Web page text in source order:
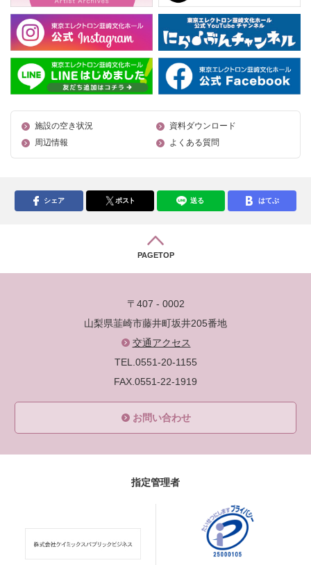
施設の空き状況
資料ダウンロード
周辺情報
よくある質問
シェア ポスト 送る はてぶ
PAGETOP
〒407 - 0002
山梨県韮崎市藤井町坂井205番地
交通アクセス
TEL.0551-20-1155
FAX.0551-22-1919
お問い合わせ
指定管理者